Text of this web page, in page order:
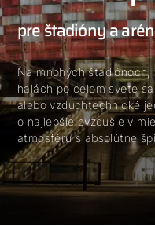
pre štadióny a
Na mnohých
halách po celom svete
alebo vzduchtechnické
o najlepšie ovzdušie v
atmosféru s absolútne